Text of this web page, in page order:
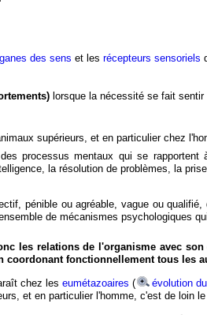
des sens et les récepteurs sensoriels
lorsque la nécessité se fait sentir
supérieurs, et en particulier chez
processus mentaux qui se
la résolution de problèmes, la
pénible ou agréable, vague ou
de mécanismes psychologiques
les relations de l'organisme avec
coordonant fonctionnellement tous les
chez leseumétazoaires ( évolution
et en particulier l'homme, c'est de loin